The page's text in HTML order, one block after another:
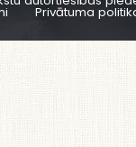
Privātuma